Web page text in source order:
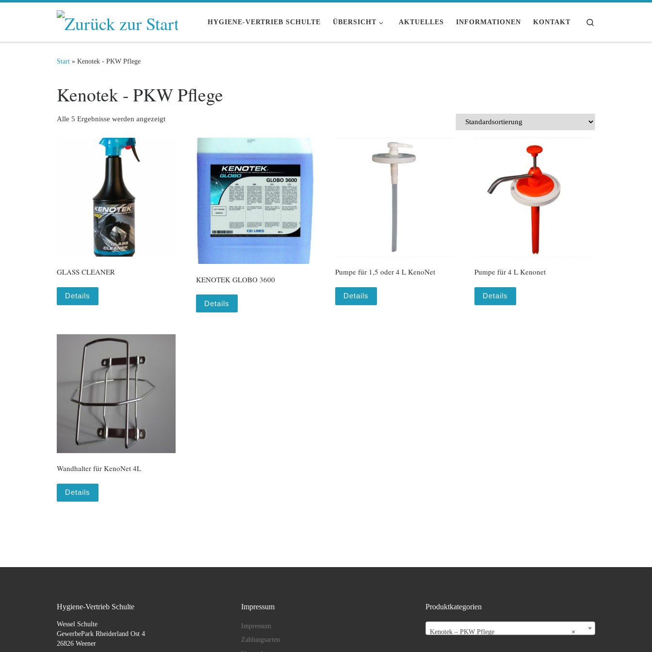
Zum Inhalt springen
HYGIENE-VERTRIEB SCHULTE
ÜBERSICHT AKTUELLES INFORMATIONEN KONTAKT
Start » Kenotek - PKW Pflege
Kenotek - PKW Pflege
Alle 5 Ergebnisse werden angezeigt
GLASS CLEANER
Details
KENOTEK GLOBO 3600
Details
Pumpe für 1,5 oder 4 L KenoNet
Details
Pumpe für 4 L Kenonet
Details
Wandhalter für KenoNet 4L
Details
Hygiene-Vertrieb Schulte
Wessel Schulte
GewerbePark Rheiderland Ost 4
26826 Weener
Impressum
Impressum
Zahlungsarten
Produktkategorien
×
Kenotek – PKW Pflege